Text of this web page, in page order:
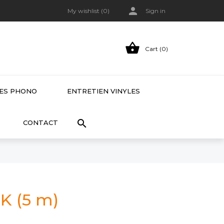
My wishlist (0)  Sign in
 Cart (0)
PHONO ENTRETIEN VINYLES
CONTACT 
(5 m)